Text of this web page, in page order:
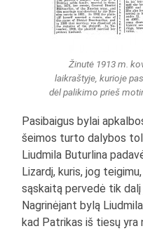
Žinutė 1913 m.
laikraštyje, kurioje
dėl palikimo prieš
Pasibaigus bylai
šeimos turto dalybos
Liudmila Buturlina
Lizardį, kuris, jog
sąskaitą pervedė tik dalį
Nagrinėjant bylą
kad Patrikas iš tiesų yra